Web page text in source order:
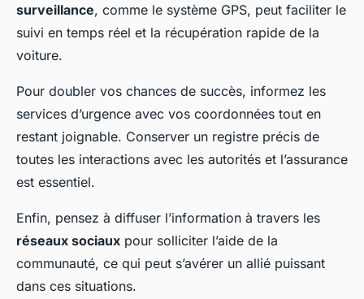
surveillance, comme le système GPS, peut faciliter le
suivi en temps réel et la récupération rapide de la
voiture.
Pour doubler vos chances de succès, informez les
services d’urgence avec vos coordonnées tout en
restant joignable. Conserver un registre précis de
toutes les interactions avec les autorités et l’assurance
est essentiel.
Enfin, pensez à diffuser l’information à travers les
réseaux sociaux pour solliciter l’aide de la
communauté, ce qui peut s’avérer un allié puissant
dans ces situations.